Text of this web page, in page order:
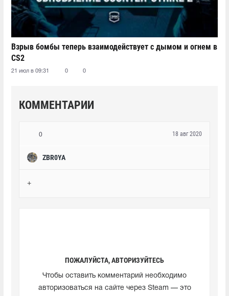
Взрыв бомбы теперь взаимодействует с дымом и огнем в
CS2
21 июл в 09:31 0 0
КОММЕНТАРИИ
0
ZBR0YA
18 авг 2020
+
ПОЖАЛУЙСТА, АВТОРИЗУЙТЕСЬ
Чтобы оставить комментарий необходимо
авторизоваться на сайте через Steam — это